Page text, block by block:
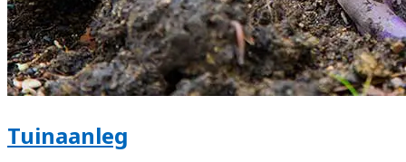
Tuinaanleg